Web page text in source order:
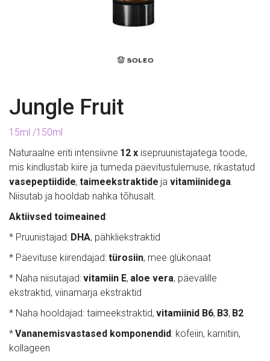
Jungle Fruit
15ml /150ml
Naturaalne eriti intensiivne 12 x isepruunistajatega toode,
vasepeptiidide, taimeekstraktide ja vitamiinidega.
Niisutab ja hooldab nahka tõhusalt.
Aktiivsed toimeained:
* Pruunistajad: DHA, pähkliekstraktid
* Päevituse kiirendajad: türosiin, mee glükonaat
* Naha niisutajad: vitamiin E, aloe vera, päevalille
ekstraktid, viinamarja ekstraktid
* Naha hooldajad: taimeekstraktid, vitamiinid B6, B3, B2
* Vananemisvastased komponendid: kofeiin, karnitiin,
kollageen